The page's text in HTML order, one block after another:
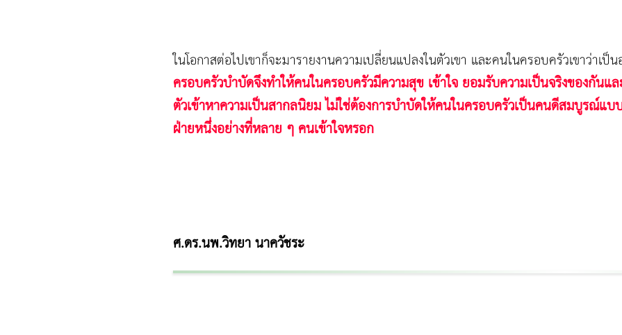
ในโอกาสต่อไปเขาก็จะมารายงานความเปลี่ยนแปลงในตัวเขา และคนในครอบครัวเขาว่าเ
ครอบครัวบำบัดจึงทำให้คนในครอบครัวมีความสุข เข้าใจ ยอมรับความเป็นจริงของกัน
ตัวเข้าหาความเป็นสากลนิยม ไม่ใช่ต้องการบำบัดให้คนในครอบครัวเป็นคนดีสมบูรณ์แบ
ฝ่ายหนึ่งอย่างที่หลาย ๆ คนเข้าใจหรอก
ศ.ดร.นพ.วิทยา นาควัชระ